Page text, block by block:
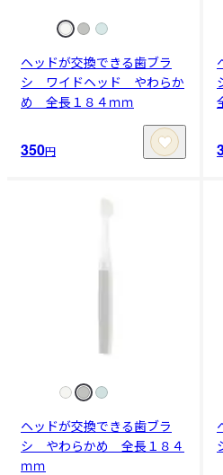
ヘッドが交換できる歯ブラ
シ ワイドヘッド やわらか
め 全長１８４ｍｍ
350円
ヘッドが交換できる歯ブラ
シ やわらかめ 全長１８４
ｍｍ